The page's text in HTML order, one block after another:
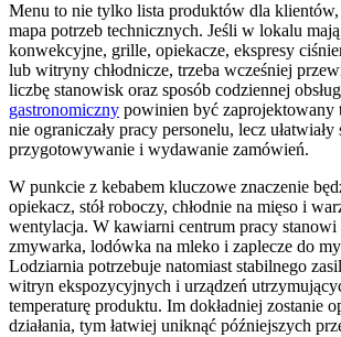
Menu to nie tylko lista produktów dla klientów,
mapa potrzeb technicznych. Jeśli w lokalu mają
konwekcyjne, grille, opiekacze, ekspresy
lub witryny chłodnicze, trzeba wcześniej
liczbę stanowisk oraz sposób codziennej
gastronomiczny powinien być zaprojektowany
nie ograniczały pracy personelu, lecz ułatwiały
przygotowywanie i wydawanie zamówień.
W punkcie z kebabem kluczowe znaczenie
opiekacz, stół roboczy, chłodnie na mięso i
wentylacja. W kawiarni centrum pracy stanowi
zmywarka, lodówka na mleko i zaplecze do
Lodziarnia potrzebuje natomiast stabilnego
witryn ekspozycyjnych i urządzeń
temperaturę produktu. Im dokładniej zostanie
działania, tym łatwiej uniknąć późniejszych